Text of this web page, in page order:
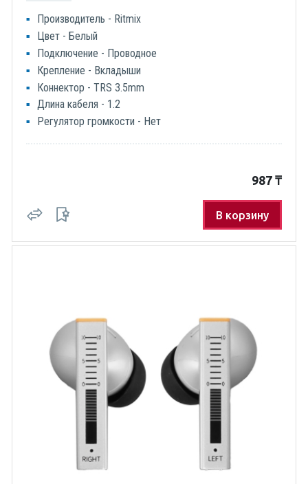
Производитель - Ritmix
Цвет - Белый
Подключение - Проводное
Крепление - Вкладыши
Коннектор - TRS 3.5mm
Длина кабеля - 1.2
Регулятор громкости - Нет
987 ₸
В корзину